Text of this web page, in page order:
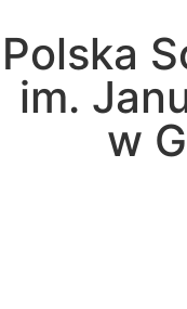
Polska
im.
w